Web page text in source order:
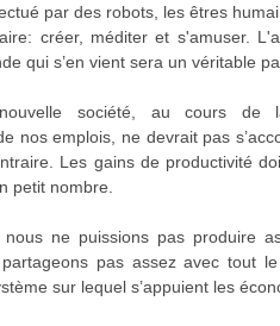
par des robots, les êtres
créer, méditer et s'amuser.
qui s’en vient sera un véritable
société, au cours de
nos emplois, ne devrait pas
Les gains de productivité
petit nombre.
ne puissions pas produire
pas assez avec tout
sur lequel s’appuient les